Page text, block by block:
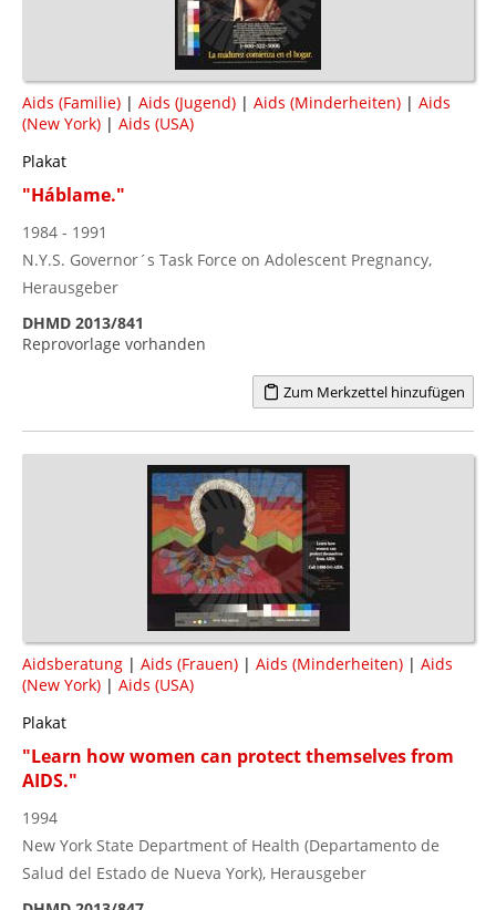
Aids (Familie) | Aids (Jugend) | Aids (Minderheiten) | Aids
(New York) | Aids (USA)
Plakat
"Háblame."
1984 - 1991
N.Y.S. Governor´s Task Force on Adolescent Pregnancy,
Herausgeber
DHMD 2013/841
Reprovorlage vorhanden
Zum Merkzettel hinzufügen
Aidsberatung | Aids (Frauen) | Aids (Minderheiten) | Aids
(New York) | Aids (USA)
Plakat
"Learn how women can protect themselves from
AIDS."
1994
New York State Department of Health (Departamento de
Salud del Estado de Nueva York), Herausgeber